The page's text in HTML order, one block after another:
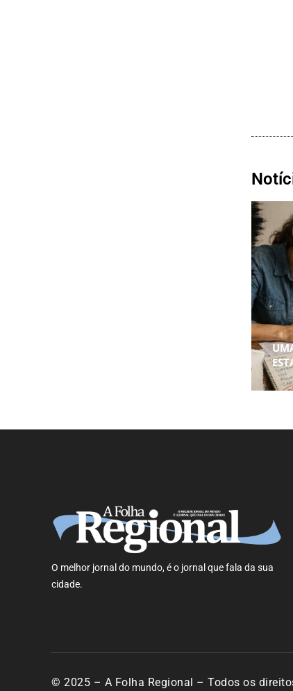
O melhor jornal do mundo, é o jornal que fala da sua
cidade.
© 2025 – A Folha Regional – Todos os